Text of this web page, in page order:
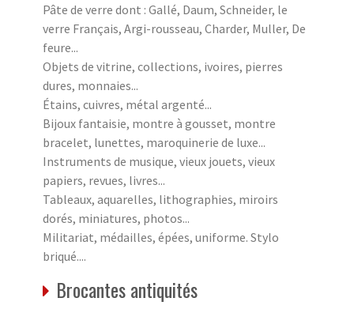
Pâte de verre dont : Gallé, Daum, Schneider, le
verre Français, Argi-rousseau, Charder, Muller, De
feure...
Objets de vitrine, collections, ivoires, pierres
dures, monnaies...
Étains, cuivres, métal argenté...
Bijoux fantaisie, montre à gousset, montre
bracelet, lunettes, maroquinerie de luxe...
Instruments de musique, vieux jouets, vieux
papiers, revues, livres...
Tableaux, aquarelles, lithographies, miroirs
dorés, miniatures, photos...
Militariat, médailles, épées, uniforme. Stylo
briqué....
Brocantes antiquités